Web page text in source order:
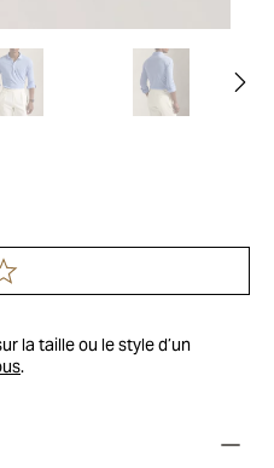
la taille ou le style d’un
.